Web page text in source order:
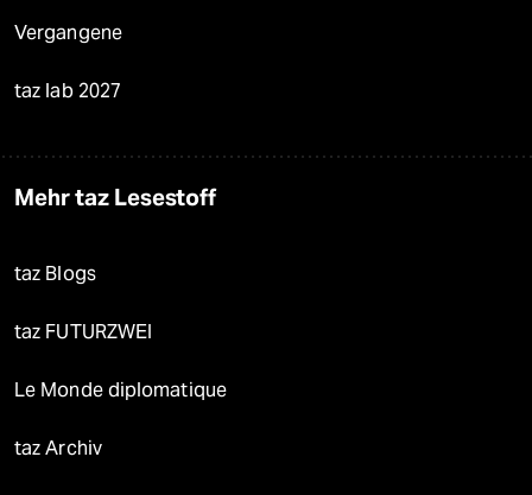
Vergangene
taz lab 2027
Mehr taz Lesestoff
taz Blogs
taz FUTURZWEI
Le Monde diplomatique
taz Archiv